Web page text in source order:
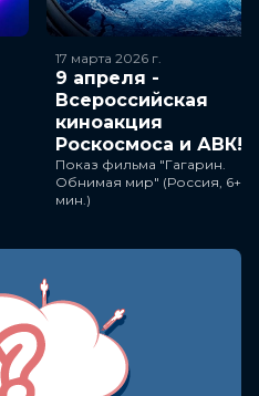
17 марта 2026 г.
9 апреля -
Всероссийская
киноакция
Роскосмоса и АВК!
Показ фильма "Гагарин.
Обнимая мир" (Россия, 6+,
мин.)